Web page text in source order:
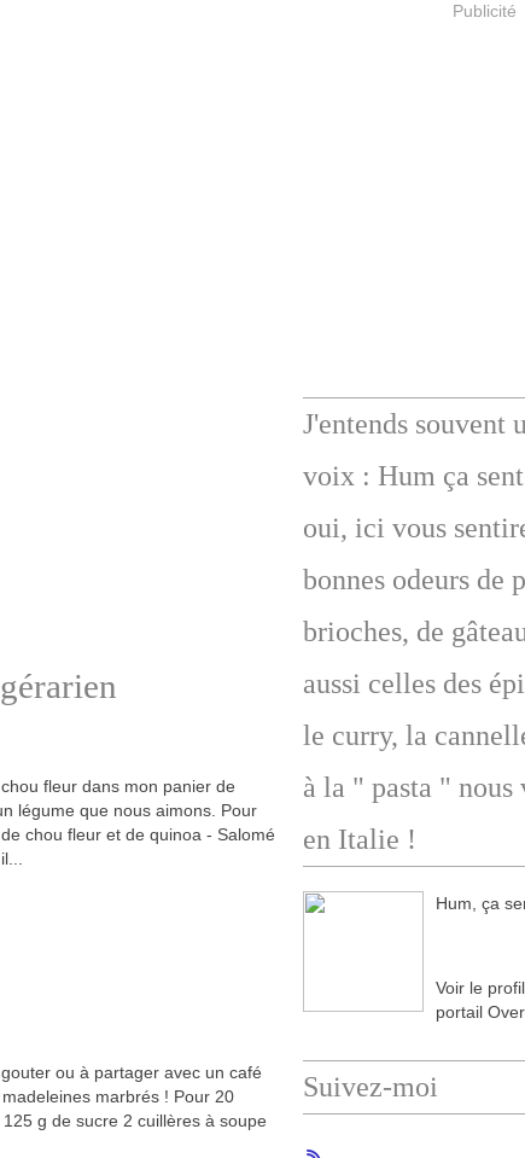
fleur dans mon panier de
légume que nous aimons. Pour
chou fleur et de quinoa - Salomé
ou à partager avec un café
marbrés ! Pour 20
g de sucre 2 cuillères à soupe
Publicité
J'entends souvent
voix : Hum ça
oui, ici vous
bonnes odeurs de
brioches, de
aussi celles des
le curry, la
à la " pasta " nous
en Italie !
Hum, ça
Voir le
portail
Suivez-moi